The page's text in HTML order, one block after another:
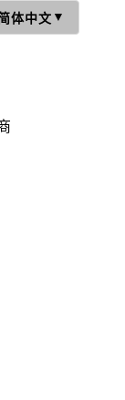
」
体中文 ▼